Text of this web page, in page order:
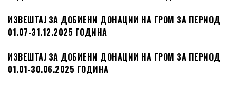
ИЗВЕШТАЈ ЗА ДОБИЕНИ ДОНАЦИИ НА ГРОМ ЗА ПЕРИОД
01.07-31.12.2025 ГОДИНА
ИЗВЕШТАЈ ЗА ДОБИЕНИ ДОНАЦИИ НА ГРОМ ЗА ПЕРИОД
01.01-30.06.2025 ГОДИНА